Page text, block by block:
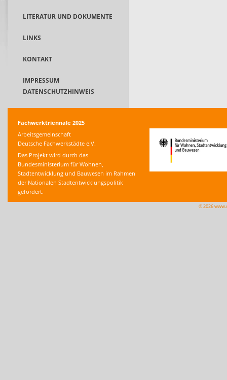
LITERATUR UND DOKUMENTE
LINKS
KONTAKT
IMPRESSUM
DATENSCHUTZHINWEIS
Fachwerktriennale 2025
Arbeitsgemeinschaft
Deutsche Fachwerkstädte e.V.
Das Projekt wird durch das
Bundesministerium für Wohnen,
Stadtentwicklung und Bauwesen im Rahmen
der Nationalen Stadtentwicklungspolitik
gefördert.
© 2026